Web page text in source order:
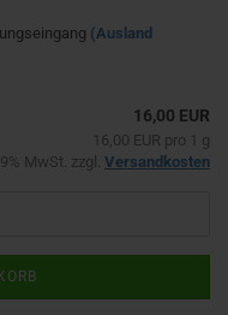
(Ausland
16,00 EUR
16,00 EUR pro 1 g
MwSt. zzgl. Versandkosten